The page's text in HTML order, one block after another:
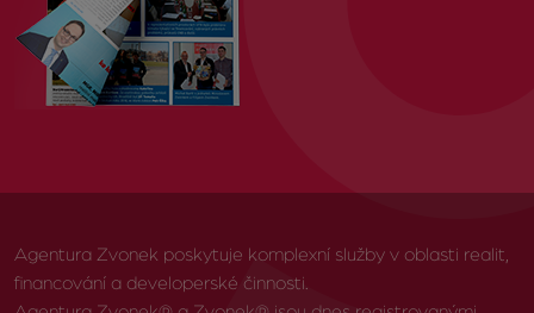
Agentura Zvonek poskytuje komplexní služby v oblasti realit,
financování a developerské činnosti.